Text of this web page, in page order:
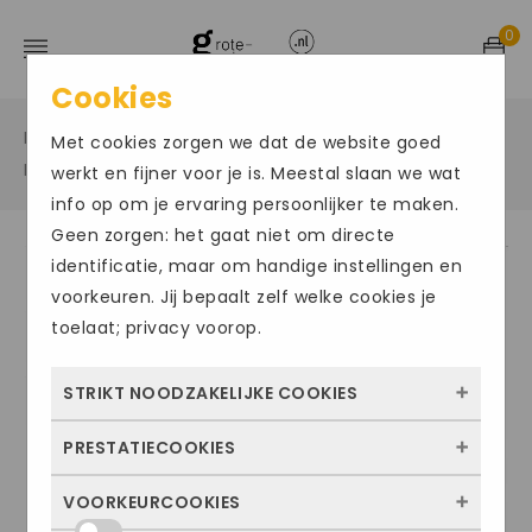
0
Home / Grote maten sportschoenen /
Hardloopschoenen /
Size Chart
Cookies
Met cookies zorgen we dat de website goed
werkt en fijner voor je is. Meestal slaan we wat
info op om je ervaring persoonlijker te maken.
Geen zorgen: het gaat niet om directe
identificatie, maar om handige instellingen en
voorkeuren. Jij bepaalt zelf welke cookies je
toelaat; privacy voorop.
STRIKT NOODZAKELIJKE COOKIES
Deze cookies zorgen ervoor dat de website
kunnen niet worden uitgezet. Meestal
PRESTATIECOOKIES
Met deze cookies zien we hoe vaak onze
VOORKEURCOOKIES